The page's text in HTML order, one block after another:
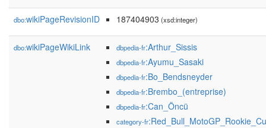
dbo:wikiPageRevisionID 187404903 (xsd:integer)
dbo:wikiPageWikiLink dbpedia-fr:Arthur_Sissis
dbpedia-fr:Ayumu_Sasaki
dbpedia-fr:Bo_Bendsneyder
dbpedia-fr:Brembo_(entreprise)
dbpedia-fr:Can_Öncü
category-fr